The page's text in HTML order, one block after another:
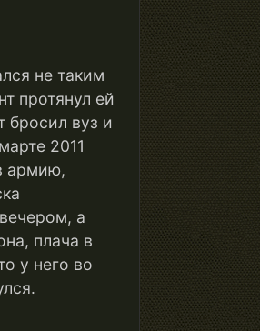
не таким
протянул ей
бросил вуз и
2011
армию,
а
плача в
у него во